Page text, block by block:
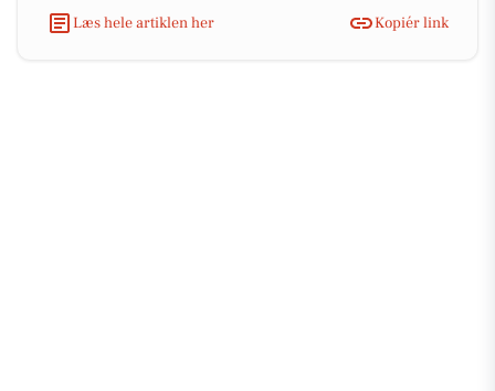
Læs hele artiklen her
Kopiér link